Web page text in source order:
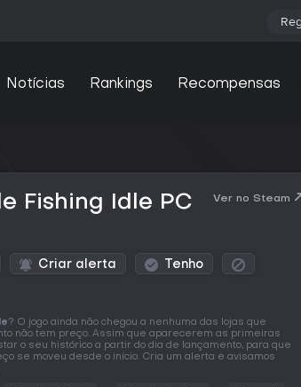
Notícias Rankings Recompensas
Fishing Idle PC
Ver no Steam
Criar alerta Tenho
? O jogo ainda não chegou a nenhuma das lojas que
não tem preço. Assim que aparecerem as primeiras
o seu histórico a partir do dia de lançamento, para que
se moveu desde o início. Cria um alerta e avisamos